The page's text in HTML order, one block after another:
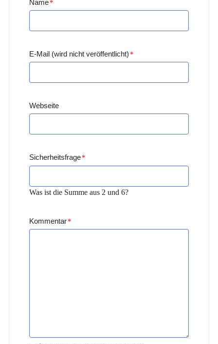
Name*
E-Mail (wird nicht veröffentlicht) *
Webseite
Sicherheitsfrage*
Was ist die Summe aus 2 und 6?
Kommentar*